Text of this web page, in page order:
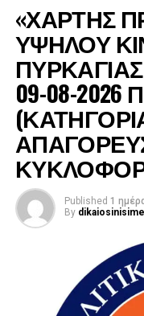
«ΧΑΡΤΗΣ
ΥΨΗΛΟΥ
09-08-
Published 1
By